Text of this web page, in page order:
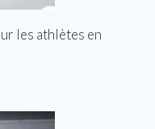
les athlètes en